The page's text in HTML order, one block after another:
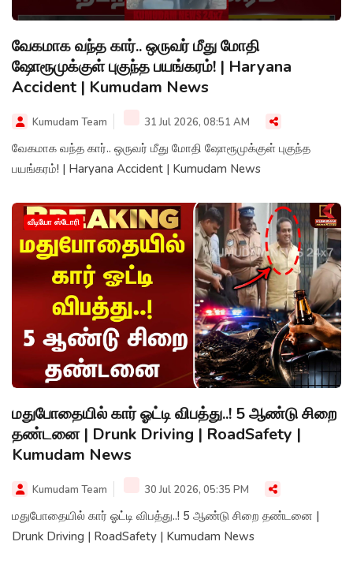
வேகமாக வந்த கார்.. ஒருவர் மீது மோதி
ஷோரூமுக்குள் புகுந்த பயங்கரம்! | Haryana
Accident | Kumudam News
Kumudam Team 31 Jul 2026, 08:51 AM
வேகமாக வந்த கார்.. ஒருவர் மீது மோதி ஷோரூமுக்குள் புகுந்த
பயங்கரம்! | Haryana Accident | Kumudam News
வீடியோ ஸ்டோரி
மதுபோதையில் கார் ஓட்டி விபத்து..! 5 ஆண்டு சிறை
தண்டனை | Drunk Driving | RoadSafety |
Kumudam News
Kumudam Team 30 Jul 2026, 05:35 PM
மதுபோதையில் கார் ஓட்டி விபத்து..! 5 ஆண்டு சிறை தண்டனை |
Drunk Driving | RoadSafety | Kumudam News